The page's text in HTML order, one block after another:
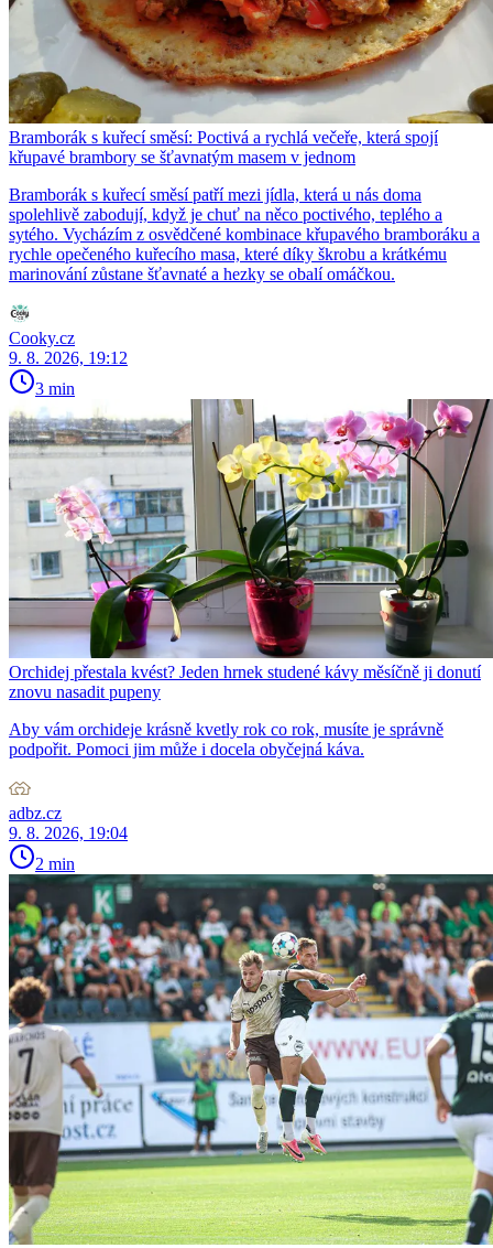
Bramborák s kuřecí směsí: Poctivá a rychlá večeře, která spojí
křupavé brambory se šťavnatým masem v jednom
Bramborák s kuřecí směsí patří mezi jídla, která u nás doma
spolehlivě zabodují, když je chuť na něco poctivého, teplého a
sytého. Vycházím z osvědčené kombinace křupavého bramboráku a
rychle opečeného kuřecího masa, které díky škrobu a krátkému
marinování zůstane šťavnaté a hezky se obalí omáčkou.
Cooky.cz
9. 8. 2026, 19:12
3 min
Orchidej přestala kvést? Jeden hrnek studené kávy měsíčně ji donutí
znovu nasadit pupeny
Aby vám orchideje krásně kvetly rok co rok, musíte je správně
podpořit. Pomoci jim může i docela obyčejná káva.
adbz.cz
9. 8. 2026, 19:04
2 min